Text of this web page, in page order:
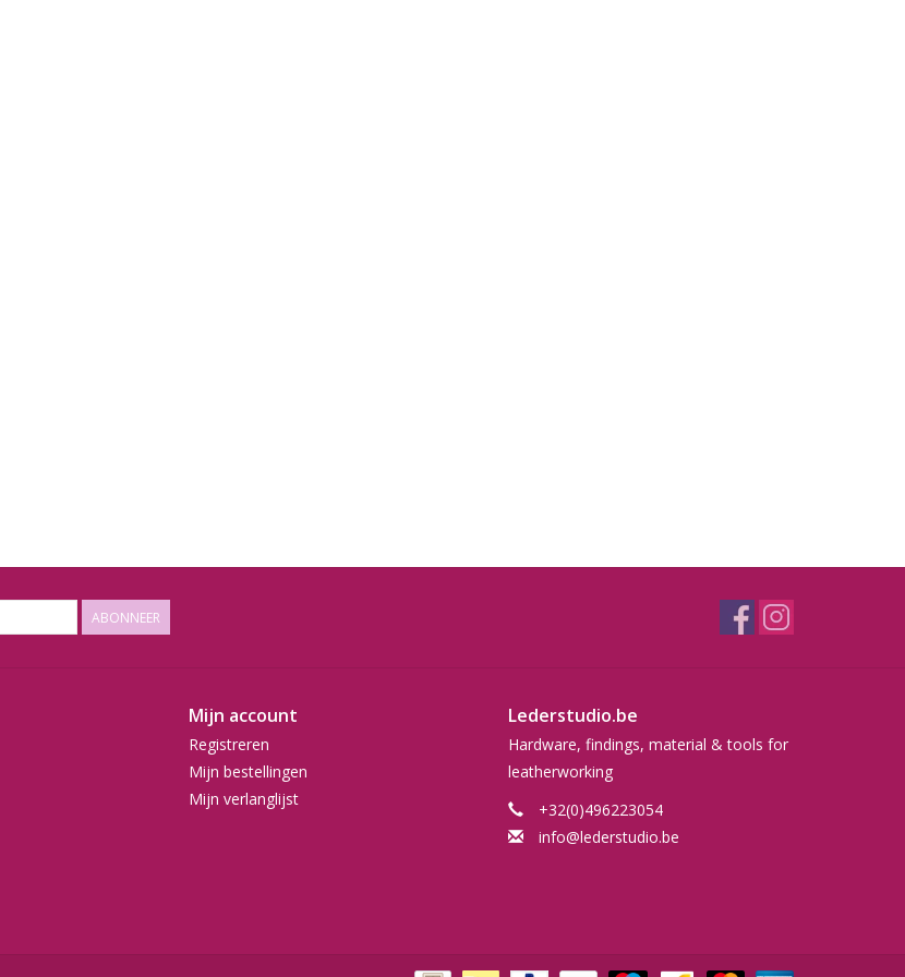
ABONNEER
Mijn account
Registreren
Mijn bestellingen
Mijn verlanglijst
Lederstudio.be
Hardware, findings, material & tools for
leatherworking
+32(0)496223054
info@lederstudio.be